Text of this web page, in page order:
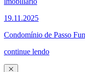
19.11.2025
Condomínio de Passo
continue lendo